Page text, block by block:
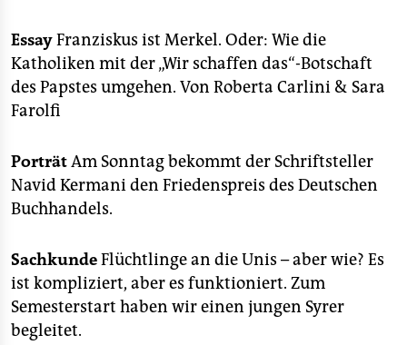
EssayFranziskus ist Merkel. Oder: Wie die
Katholiken mit der „Wir schaffen das“-Botschaft
des Papstes umgehen. Von Roberta Carlini & Sara
Farolfi
PorträtAm Sonntag bekommt der Schriftsteller
Navid Kermani den Friedenspreis des Deutschen
Buchhandels.
SachkundeFlüchtlinge an die Unis – aber wie? Es
ist kompliziert, aber es funktioniert. Zum
Semesterstart haben wir einen jungen Syrer
begleitet.